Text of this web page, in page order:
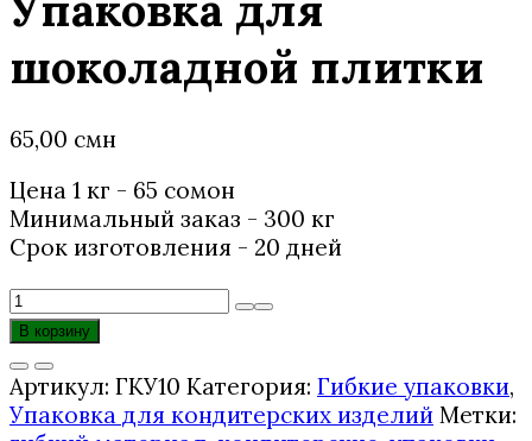
шоколадной плитки
65,00 смн
Цена 1 кг - 65 сомонӣ
Минимальный заказ - 300 кг
Срок изготовления - 20 дней
Количество
товара
для
шоколадной
В корзину
Артикул: ГКУ10 Категория: Гибкие упаковки,
Упаковка для кондитерских изделий Метки: